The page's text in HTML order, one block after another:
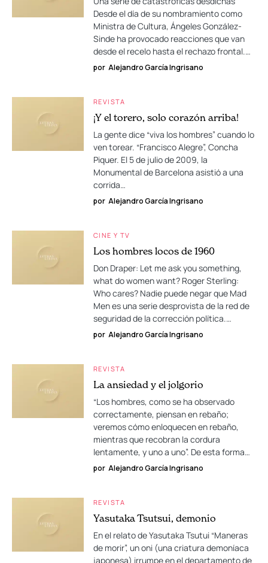
Desde el día de su nombramiento como
Ministra de Cultura, Ángeles González-
Sinde ha provocado reacciones que van
desde el recelo hasta el rechazo frontal.…
por Alejandro García Ingrisano
REVISTA
¡Y el torero, solo corazón arriba!
La gente dice “viva los hombres” cuando lo
ven torear. “Francisco Alegre”, Concha
Piquer. El 5 de julio de 2009, la
Monumental de Barcelona asistió a una
corrida…
por Alejandro García Ingrisano
CINE Y TV
Los hombres locos de 1960
Don Draper: Let me ask you something,
what do women want? Roger Sterling:
Who cares? Nadie puede negar que Mad
Men es una serie desprovista de la red de
seguridad de la corrección política.…
por Alejandro García Ingrisano
REVISTA
La ansiedad y el jolgorio
“Los hombres, como se ha observado
correctamente, piensan en rebaño;
veremos cómo enloquecen en rebaño,
mientras que recobran la cordura
lentamente, y uno a uno”. De esta forma…
por Alejandro García Ingrisano
REVISTA
Yasutaka Tsutsui, demonio
En el relato de Yasutaka Tsutui “Maneras
de morir”, un oni (una criatura demoníaca
japonesa) irrumpe en el departamento de